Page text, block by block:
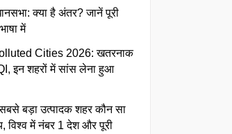
क्या है अंतर? जानें पूरी
में
Cities 2026: खतरनाक
इन शहरों में सांस लेना हुआ
बड़ा उत्पादक शहर कौन सा
विश्व में नंबर 1 देश और पूरी